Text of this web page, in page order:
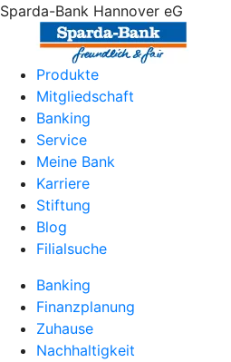
Sparda-Bank Hannover eG
Produkte
Mitgliedschaft
Banking
Service
Meine Bank
Karriere
Stiftung
Blog
Filialsuche
Banking
Finanzplanung
Zuhause
Nachhaltigkeit